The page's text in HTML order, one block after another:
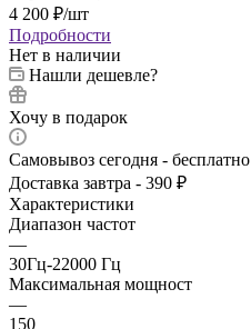
4 200 ₽/шт
Подробности
Нет в наличии
Нашли дешевле?
Хочу в подарок
Самовывоз сегодня - бесплатно
Доставка завтра - 390 ₽
Характеристики
Диапазон частот
—
30Гц-22000 Гц
Максимальная мощност
—
150